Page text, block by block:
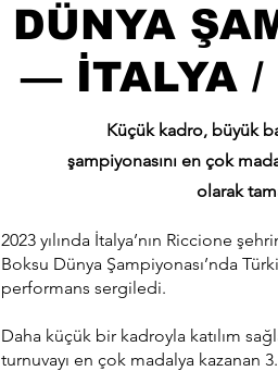
DÜNYA
— İTALYA /
Küçük kadro, büyük
şampiyonasını en çok
olarak
2023 yılında İtalya’nın Riccione
Boksu Dünya Şampiyonası’nda
performans sergiledi.
Daha küçük bir kadroyla katılım
turnuvayı en çok madalya kazanan